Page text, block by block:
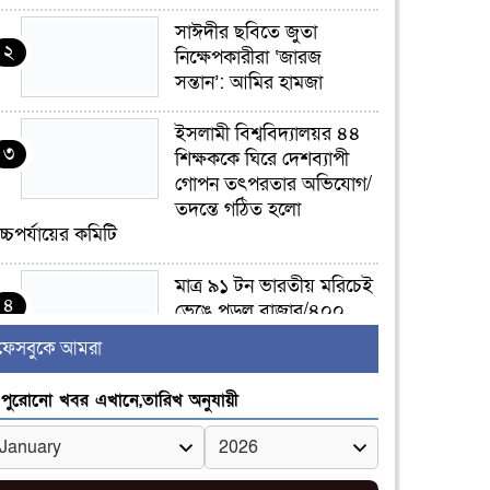
২
সাঈদীর ছবিতে জুতা
নিক্ষেপকারীরা ‘জারজ
সন্তান’: আমির হামজা
৩
ইসলামী বিশ্ববিদ্যালয়র ৪৪
শিক্ষককে ঘিরে দেশব্যাপী
গোপন তৎপরতার অভিযোগ/
তদন্তে গঠিত হলো
কমিটি
৪
মাত্র ৯১ টন ভারতীয় মরিচেই
ভেঙে পড়ল বাজার/৪০০
৫
জুলাই আন্দোলন ছিল
সম্মিলিত, লক্ষ্য হওয়া উচিত
ঐক্য ও রাষ্ট্রগঠন
আমরা
পুরোনো খবর এখানে,তারিখ অনুযায়ী